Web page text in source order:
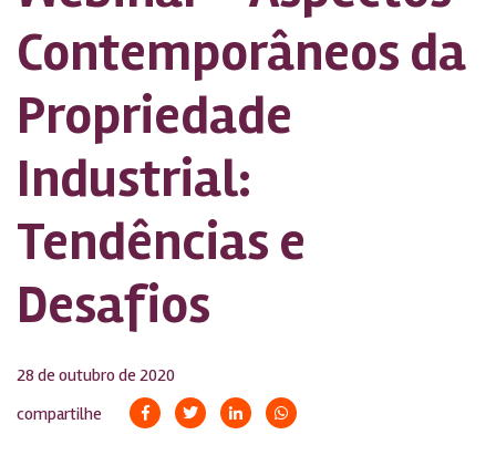
Contemporâneos da
Propriedade
Industrial:
Tendências e
Desafios
28 de outubro de 2020
compartilhe